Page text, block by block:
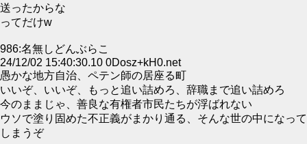
送ったからな
ってだけw
986:名無しどんぶらこ
24/12/02 15:40:30.10 0Dosz+kH0.net
愚かな地方自治、ペテン師の居座る町
いいぞ、いいぞ、もっと追い詰めろ、辞職まで追い詰めろ
今のままじゃ、善良な有権者市民たちが浮ばれない
ウソで塗り固めた不正義がまかり通る、そんな世の中になって
しまうぞ